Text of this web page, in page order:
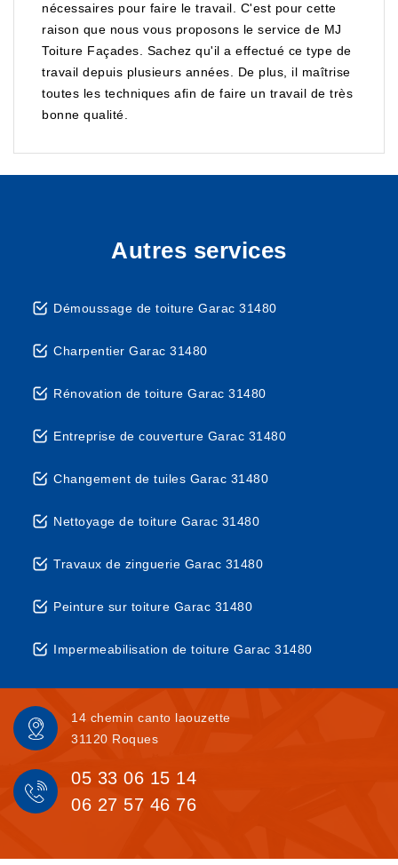
nécessaires pour faire le travail. C'est pour cette
raison que nous vous proposons le service de MJ
Toiture Façades. Sachez qu'il a effectué ce type de
travail depuis plusieurs années. De plus, il maîtrise
toutes les techniques afin de faire un travail de très
bonne qualité.
Autres services
Démoussage de toiture Garac 31480
Charpentier Garac 31480
Rénovation de toiture Garac 31480
Entreprise de couverture Garac 31480
Changement de tuiles Garac 31480
Nettoyage de toiture Garac 31480
Travaux de zinguerie Garac 31480
Peinture sur toiture Garac 31480
Impermeabilisation de toiture Garac 31480
14 chemin canto laouzette
31120 Roques
05 33 06 15 14
06 27 57 46 76